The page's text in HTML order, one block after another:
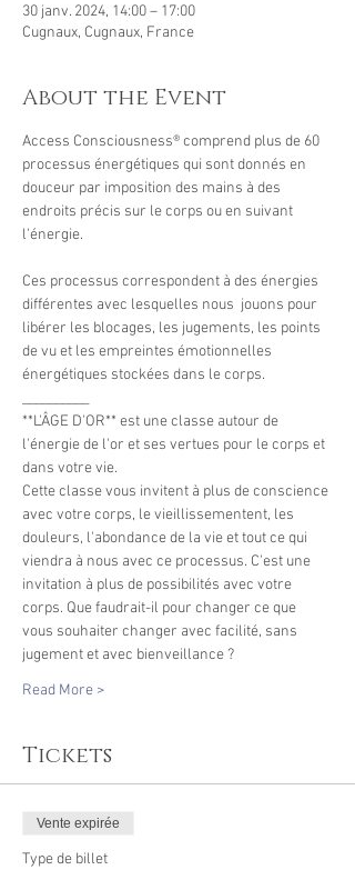
30 janv. 2024, 14:00 – 17:00
Cugnaux, Cugnaux, France
About the Event
Access Consciousness® comprend plus de 60
processus énergétiques qui sont donnés en
douceur par imposition des mains à des
endroits précis sur le corps ou en suivant
l'énergie.
Ces processus correspondent à des énergies
différentes avec lesquelles nous  jouons pour
libérer les blocages, les jugements, les points
de vu et les empreintes émotionnelles
énergétiques stockées dans le corps.
**L'ÂGE D'OR** est une classe autour de
l'énergie de l'or et ses vertues pour le corps et
dans votre vie.
Cette classe vous invitent à plus de conscience
avec votre corps, le vieillissementent, les
douleurs, l'abondance de la vie et tout ce qui
viendra à nous avec ce processus. C'est une
invitation à plus de possibilités avec votre
corps. Que faudrait-il pour changer ce que
vous souhaiter changer avec facilité, sans
jugement et avec bienveillance ?
Read More >
Tickets
Vente expirée
Type de billet